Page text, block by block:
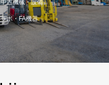
中古機械・設備
ラボ・FA機器